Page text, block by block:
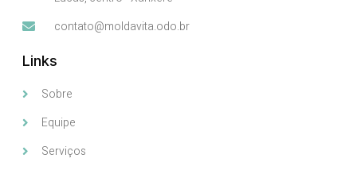
contato@moldavita.odo.br
Links
Sobre
Equipe
Serviços